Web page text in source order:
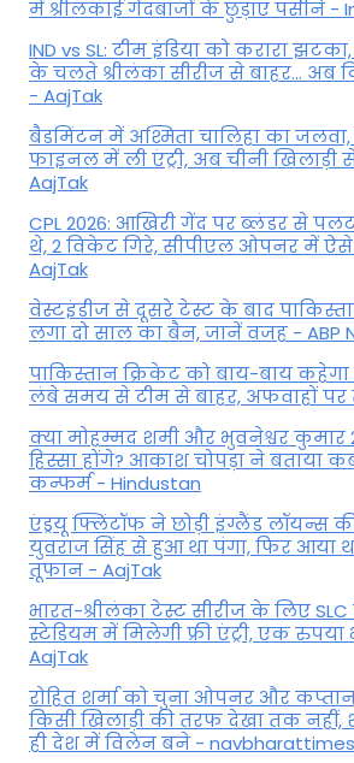
में श्रीलंकाई गेंदबाजों के छुड़ाए पसीने -
IND vs SL: टीम इंड‍िया को करारा
के चलते श्रीलंका सीरीज से बाहर... अब
- AajTak
बैडमिंटन में अश्मिता चालिहा का जलवा,
फाइनल में ली एंट्री, अब चीनी खिलाड़ी
AajTak
CPL 2026: आखिरी गेंद पर ब्लंडर से
थे, 2 विकेट गिरे, सीपीएल ओपनर में
AajTak
वेस्टइंडीज से दूसरे टेस्ट के बाद
लगा दो साल का बैन, जानें वजह - ABP
पाकिस्तान क्रिकेट को बाय-बाय कहेगा
लंबे समय से टीम से बाहर, अफवाहों पर
क्या मोहम्मद शमी और भुवनेश्वर कुमार
हिस्सा होंगे? आकाश चोपड़ा ने बताया
कन्फर्म - Hindustan
एंड्रयू फ्लिंटॉफ ने छोड़ी इंग्लैंड लॉयन्स
युवराज सिंह से हुआ था पंगा, फ‍िर आया
तूफान - AajTak
भारत-श्रीलंका टेस्ट सीरीज के लिए SLC
स्टेडियम में मिलेगी फ्री एंट्री, एक
AajTak
रोहित शर्मा को चुना ओपनर और
किसी खिलाड़ी की तरफ देखा तक नहीं,
ही देश में विलेन बने -